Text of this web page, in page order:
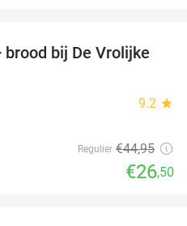
41%
bij De Vrolijke
9.2 star
Regulier €44,95
€26,50